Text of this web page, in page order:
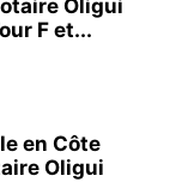
Oligui
F et...
en Côte
Oligui